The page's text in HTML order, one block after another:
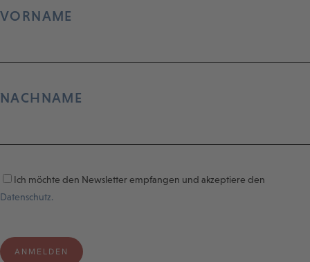
VORNAME
NACHNAME
Ich möchte den Newsletter empfangen und akzeptiere den
Datenschutz.